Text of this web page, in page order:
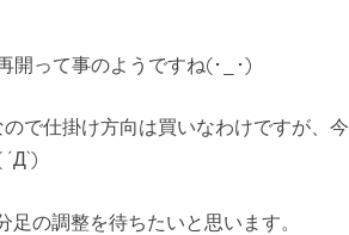
開って事のようですね(･_･)
で仕掛け方向は買いなわけですが、今
の調整を待ちたいと思います。